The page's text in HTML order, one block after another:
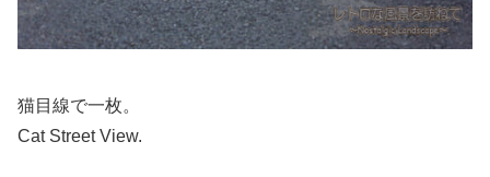
猫目線で一枚。
Cat Street View.